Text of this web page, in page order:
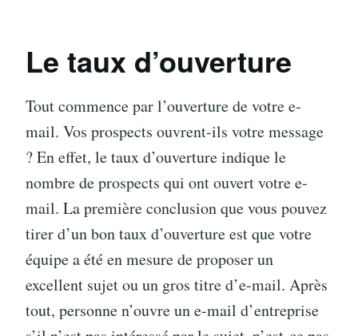
Le taux d’ouverture
Tout commence par l’ouverture de votre e-
mail. Vos prospects ouvrent-ils votre message
? En effet, le taux d’ouverture indique le
nombre de prospects qui ont ouvert votre e-
mail. La première conclusion que vous pouvez
tirer d’un bon taux d’ouverture est que votre
équipe a été en mesure de proposer un
excellent sujet ou un gros titre d’e-mail. Après
tout, personne n’ouvre un e-mail d’entreprise